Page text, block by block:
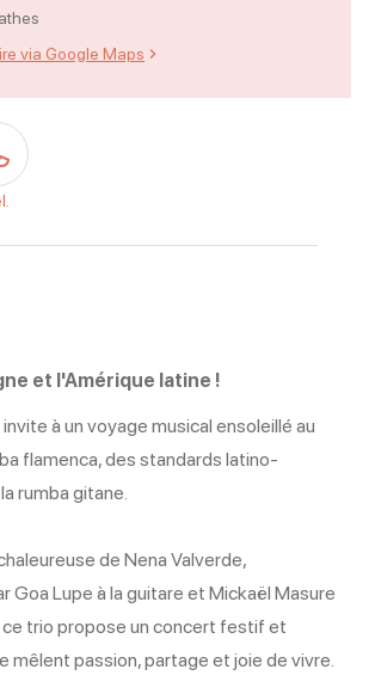
et l'Amérique latine !
à un voyage musical ensoleillé au
flamenca, des standards latino-
rumba gitane.
de Nena Valverde,
Goa Lupe à la guitare et Mickaël Masure
ce trio propose un concert festif et
mêlent passion, partage et joie de vivre.
via Google Maps